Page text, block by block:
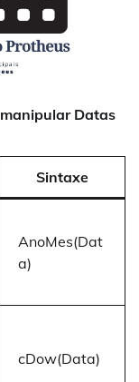
manipular Datas
Sintaxe
AnoMes(Dat
a)
cDow(Data)